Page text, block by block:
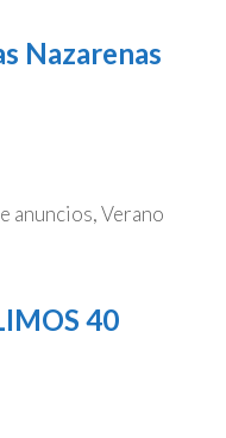
Nazarenas
anuncios,Verano
40